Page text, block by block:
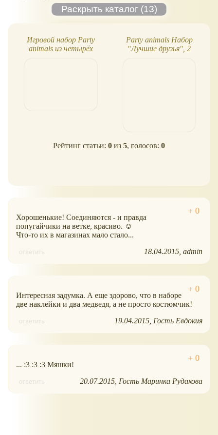
Игровой набор Party
animals из четырёх
Party animals Набор
"Лучшие друзья", 2
Рейтинг статьи: 0 из 5, голосов: 0
Хорошенькие! Соединяются - и правда
попугайчики на ветке, красиво. ☺
Что-то их в магазинах мало стало...
ответить 18.04.2015 admin
Интересная задумка. А еще здорово, что в наборе
две наклейки и два медведя, а не просто костюмчик!
ответить 19.04.2015 Гость Евдокия
... :3 :3 :3 Мяшки!
ответить 20.07.2015 Гость Маринка Рудакова